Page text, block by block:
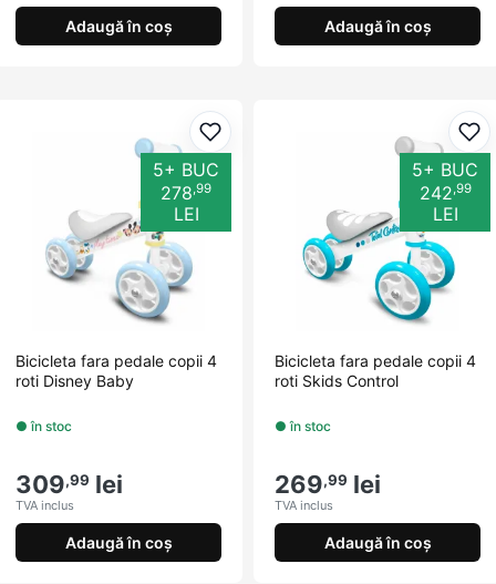
Adaugă în coș Adaugă în coș
Adaugă la favorite
5+ BUC
278,99
LEI
Bicicleta fara pedale copii 4
roti Disney Baby
● în stoc
309,99 lei
TVA inclus
Adaugă în coș
5+ BUC
242,99
LEI
Bicicleta fara pedale copii 4
roti Skids Control
● în stoc
269,99 lei
TVA inclus
Adaugă în coș